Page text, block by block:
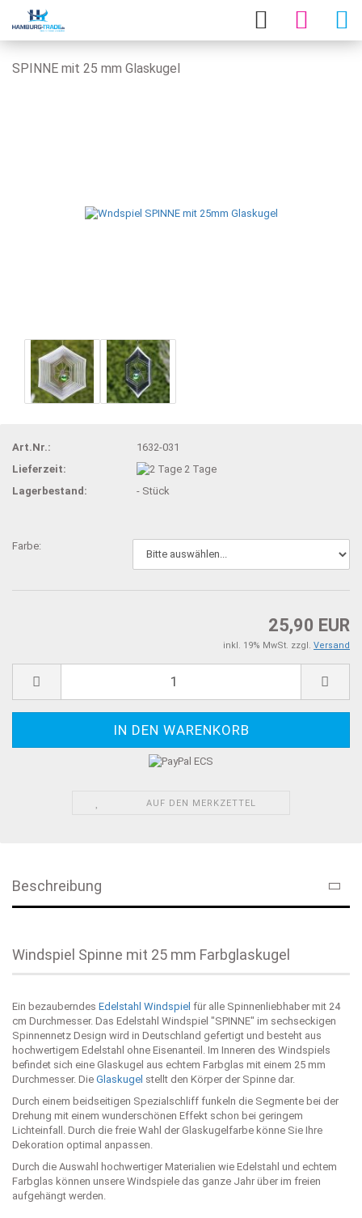
SPINNE mit 25 mm Glaskugel
Art.Nr.:
1632-031
Lieferzeit:
2 Tage
Lagerbestand:
- Stück
Farbe:
25,90 EUR
inkl. 19% MwSt. zzgl. Versand
AUF DEN MERKZETTEL
Beschreibung
Windspiel Spinne mit 25 mm Farbglaskugel
Ein bezauberndes Edelstahl Windspiel für alle Spinnenliebhaber mit 24
cm Durchmesser. Das Edelstahl Windspiel "SPINNE" im sechseckigen
Spinnennetz Design wird in Deutschland gefertigt und besteht aus
hochwertigem Edelstahl ohne Eisenanteil. Im Inneren des Windspiels
befindet sich eine Glaskugel aus echtem Farbglas mit einem 25 mm
Durchmesser. Die Glaskugel stellt den Körper der Spinne dar.
Durch einem beidseitigen Spezialschliff funkeln die Segmente bei der
Drehung mit einem wunderschönen Effekt schon bei geringem
Lichteinfall. Durch die freie Wahl der Glaskugelfarbe könne Sie Ihre
Dekoration optimal anpassen.
Durch die Auswahl hochwertiger Materialien wie Edelstahl und echtem
Farbglas können unsere Windspiele das ganze Jahr über im freien
aufgehängt werden.